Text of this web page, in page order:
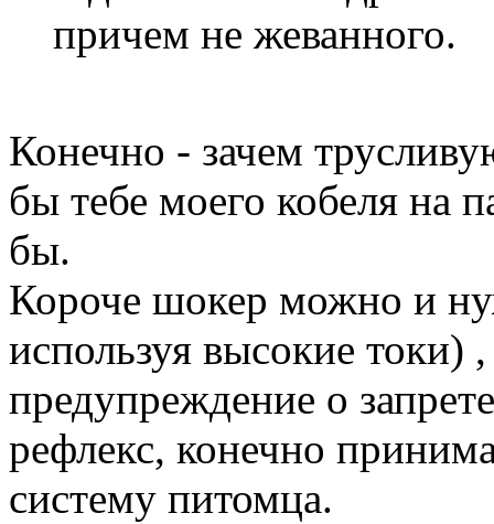
причем не жеванного.
Конечно - зачем
бы тебе моего кобеля на
бы.
Короче шокер можно и
используя высокие токи)
предупреждение о
рефлекс, конечно
систему питомца.